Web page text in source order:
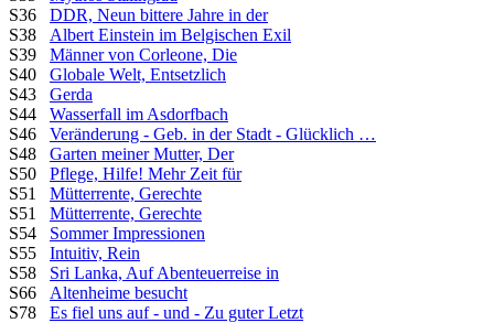
S36 DDR, Neun bittere Jahre in der
S38 Albert Einstein im Belgischen Exil
S39 Männer von Corleone, Die
S40 Globale Welt, Entsetzlich
S43 Gerda
S44 Wasserfall im Asdorfbach
S46 Veränderung - Geb. in der Stadt - Glücklich …
S48 Garten meiner Mutter, Der
S50 Pflege, Hilfe! Mehr Zeit für
S51 Mütterrente, Gerechte
S51 Mütterrente, Gerechte
S54 Sommer Impressionen
S55 Intuitiv, Rein
S58 Sri Lanka, Auf Abenteuerreise in
S66 Altenheime besucht
S78 Es fiel uns auf - und - Zu guter Letzt